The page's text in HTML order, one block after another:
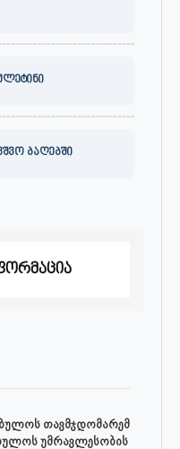
ბაღებში
თავმჯდომარემ
უმრავლესობის